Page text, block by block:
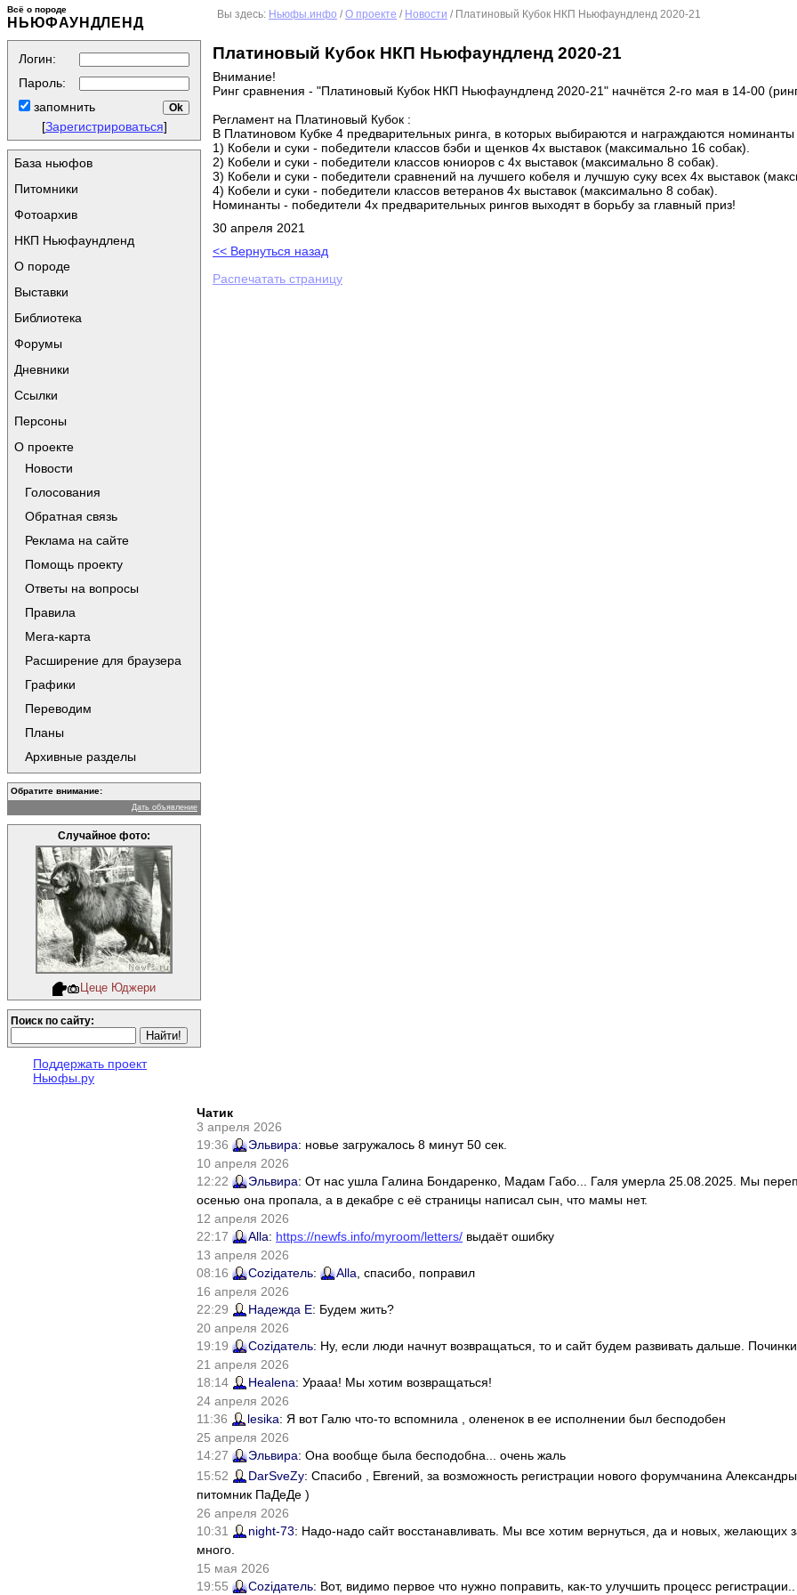
Всё о породе
НЬЮФАУНДЛЕНД
Логин:
Пароль:
запомнить
[Зарегистрироваться]
База ньюфов
Питомники
Фотоархив
НКП Ньюфаундленд
О породе
Выставки
Библиотека
Форумы
Дневники
Ссылки
Персоны
О проекте
Новости
Голосования
Обратная связь
Реклама на сайте
Помощь проекту
Ответы на вопросы
Правила
Мега-карта
Расширение для браузера
Графики
Переводим
Планы
Архивные разделы
Обратите внимание:
Дать объявление
Случайное фото:
Цеце Юджери
Поиск по сайту:
Поддержать проект
Ньюфы.ру
Вы здесь: Ньюфы.инфо /О проекте / Новости / Платиновый Кубок НКП Ньюфаундленд 2020-21
Платиновый Кубок НКП Ньюфаундленд 2020-21
Внимание!
Ринг сравнения - "Платиновый Кубок НКП Ньюфаундленд 2020-21" начнётся 2-го мая в 14-00
Регламент на Платиновый Кубок :
В Платиновом Кубке 4 предварительных ринга, в которых выбираются и награждаются номинанты
1) Кобели и суки - победители классов бэби и щенков 4х выставок (максимально 16 собак).
2) Кобели и суки - победители классов юниоров с 4х выставок (максимально 8 собак).
3) Кобели и суки - победители сравнений на лучшего кобеля и лучшую суку всех 4х выставок
4) Кобели и суки - победители классов ветеранов 4х выставок (максимально 8 собак).
Номинанты - победители 4х предварительных рингов выходят в борьбу за главный приз!
30 апреля 2021
<< Вернуться назад
Распечатать страницу
Чатик
3 апреля 2026
19:36
Эльвира: новье загружалось 8 минут 50 сек.
10 апреля 2026
12:22
Эльвира: От нас ушла Галина Бондаренко, Мадам Габо... Галя умерла 25.08.2025. Мы
осенью она пропала, а в декабре с её страницы написал сын, что мамы нет.
12 апреля 2026
22:17
Alla: https://newfs.info/myroom/letters/ выдаёт ошибку
13 апреля 2026
08:16
Соziдатель: Alla , спасибо, поправил
16 апреля 2026
22:29
Надежда Е: Будем жить?
20 апреля 2026
19:19
Соziдатель: Ну, если люди начнут возвращаться, то и сайт будем развивать дальше.
21 апреля 2026
18:14
Healena: Урааа! Мы хотим возвращаться!
24 апреля 2026
11:36
lesika: Я вот Галю что-то вспомнила , олененок в ее исполнении был бесподобен
25 апреля 2026
14:27
Эльвира: Она вообще была бесподобна... очень жаль
15:52
DarSveZy: Спасибо , Евгений, за возможность регистрации нового форумчанина
питомник ПаДеДе )
26 апреля 2026
10:31
night-73: Надо-надо сайт восстанавливать. Мы все хотим вернуться, да и новых, желающих
много.
15 мая 2026
19:55
Соziдатель: Вот, видимо первое что нужно поправить, как-то улучшить процесс регистрации..